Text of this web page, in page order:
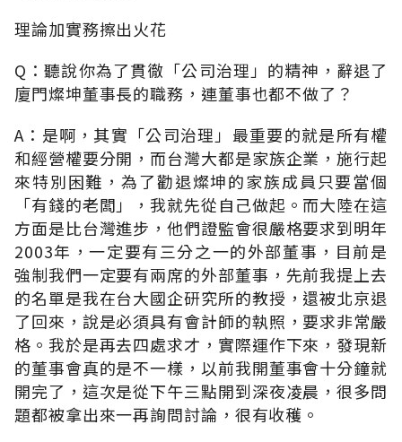
理論加實務擦出火花
Q：聽說你為了貫徹「公司治理」的精神，辭退了
廈門燦坤董事長的職務，連董事也都不做了？
A：是啊，其實「公司治理」最重要的就是所有權
和經營權要分開，而台灣大都是家族企業，施行起
來特別困難，為了勸退燦坤的家族成員只要當個
「有錢的老闆」，我就先從自己做起。而大陸在這
方面是比台灣進步，他們證監會很嚴格要求到明年
2003年，一定要有三分之一的外部董事，目前是
強制我們一定要有兩席的外部董事，先前我提上去
的名單是我在台大國企研究所的教授，還被北京退
了回來，說是必須具有會計師的執照，要求非常嚴
格。我於是再去四處求才，實際運作下來，發現新
的董事會真的是不一樣，以前我開董事會十分鐘就
開完了，這次是從下午三點開到深夜凌晨，很多問
題都被拿出來一再詢問討論，很有收穫。